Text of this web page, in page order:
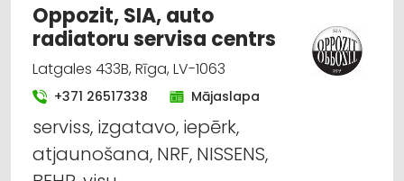
Oppozit, SIA, auto
radiatoru servisa centrs
Latgales 433B, Rīga, LV-1063
+371 26517338 Mājaslapa
serviss, izgatavo, iepērk,
atjaunošana, NRF, NISSENS,